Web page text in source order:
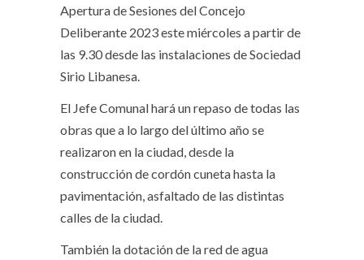
Apertura de Sesiones del Concejo
Deliberante 2023 este miércoles a partir de
las 9.30 desde las instalaciones de Sociedad
Sirio Libanesa.
El Jefe Comunal hará un repaso de todas las
obras que a lo largo del último año se
realizaron en la ciudad, desde la
construcción de cordón cuneta hasta la
pavimentación, asfaltado de las distintas
calles de la ciudad.
También la dotación de la red de agua